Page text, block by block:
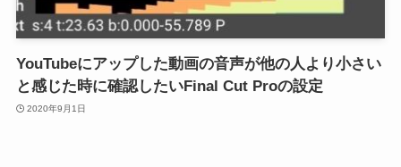
YouTubeにアップした動画の音声が他の人より小さい
と感じた時に確認したいFinal Cut Proの設定
2020年9月1日